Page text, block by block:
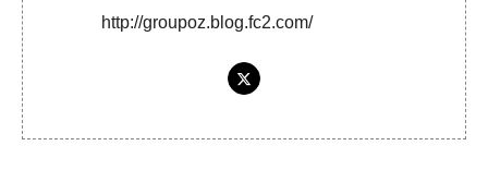
http://groupoz.blog.fc2.com/